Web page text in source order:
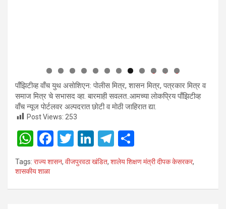
0 1
2
पाँझिटीव्ह वाँच युथ असाेशिएन: पाेलीस मित्र, शासन मित्र, पत्रकार मित्र व
समाज मित्र चे सभासद व्हा. बारमाही सवलत..आमच्या लाेकप्रिय पाँझिटीव्ह
वाँच न्यूज पाेर्टलवर अल्पदरात छाेटी व माेठी जाहिरात द्या.
Post Views: 253
W
h
at
s
F
a
ce
b
T
wi
tt
er
Li
n
ke
dI
T
el
gr
h
e
Tags: राज्य शासन, वीजपुरवठा खंडित, शालेय शिक्षण मंत्री दीपक केसरकर,
शासकीय शाळा